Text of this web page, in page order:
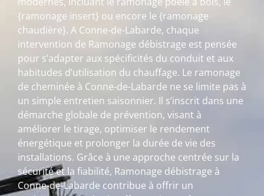
{ramonage insert} ou encore le {ramonage
chaudière}. A Conne-de-Labarde, chaque
intervention de Ramonage débistrage est pensée
pour s’adapter aux spécificités du conduit et aux
habitudes d’utilisation du chauffage. Le ramonage
de cheminée à Conne-de-Labarde ne se limite pas à
un simple entretien saisonnier. Il s’inscrit dans une
démarche globale de prévention, visant à
améliorer le tirage, optimiser le rendement
énergétique et prolonger la durée de vie des
installations. Grâce à une approche centrée sur la
sécurité et la fiabilité, Ramonage débistrage à
Conne-de-Labarde contribue à offrir un